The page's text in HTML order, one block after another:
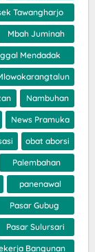
Tawangharjo
Mbah Juminah
Mendadak
Nambuhan
News Pramuka
obat aborsi
Palembahan
panenawal
Pasar Gubug
Pasar Sulursari
Bangunan